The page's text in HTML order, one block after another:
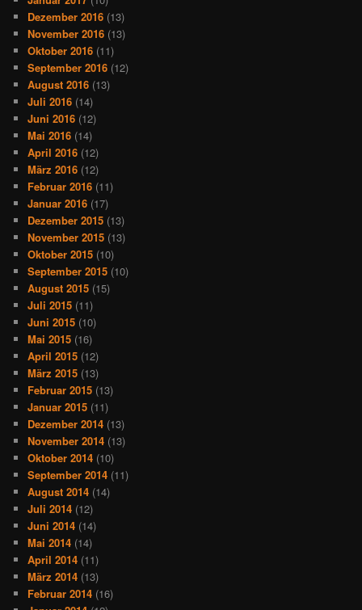
Dezember 2016 (13)
November 2016 (13)
Oktober 2016 (11)
September 2016 (12)
August 2016 (13)
Juli 2016 (14)
Juni 2016 (12)
Mai 2016 (14)
April 2016 (12)
März 2016 (12)
Februar 2016 (11)
Januar 2016 (17)
Dezember 2015 (13)
November 2015 (13)
Oktober 2015 (10)
September 2015 (10)
August 2015 (15)
Juli 2015 (11)
Juni 2015 (10)
Mai 2015 (16)
April 2015 (12)
März 2015 (13)
Februar 2015 (13)
Januar 2015 (11)
Dezember 2014 (13)
November 2014 (13)
Oktober 2014 (10)
September 2014 (11)
August 2014 (14)
Juli 2014 (12)
Juni 2014 (14)
Mai 2014 (14)
April 2014 (11)
März 2014 (13)
Februar 2014 (16)